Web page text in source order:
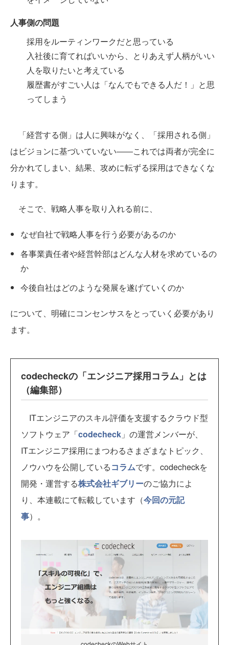
人事側の問題
採用をルーティンワークだと思っている
入社後に育てればいいから、とりあえず人柄がいい
人を取りたいと考えている
履歴書がすごい人は「なんでもできる人だ！」と思
ってしまう
「経営する側」は人に興味がなく、「採用される側」
はビジョンに基づいていない――これでは両者が完全に
分かれてしまい、結果、攻めに転ずる採用はできなくな
ります。
そこで、戦略人事を取り入れる前に、
なぜ自社で戦略人事を行う必要があるのか
各事業責任者や経営幹部はどんな人材を求めているの
か
今後自社はどのような発展を遂げていくのか
について、明確にコンセンサスをとっていく必要があり
ます。
codecheckの「エンジニア採用コラム」とは
（編集部）
ITエンジニアのスキル評価を支援するクラウド型
ソフトウェア「codecheck 」の運営メンバーが、
ITエンジニア採用にまつわるさまざまなトピック、
ノウハウを公開しているコラムです。codecheckを
開発・運営する株式会社ギブリーのご協力によ
り、本連載にて転載しています（今回の元記
事）。